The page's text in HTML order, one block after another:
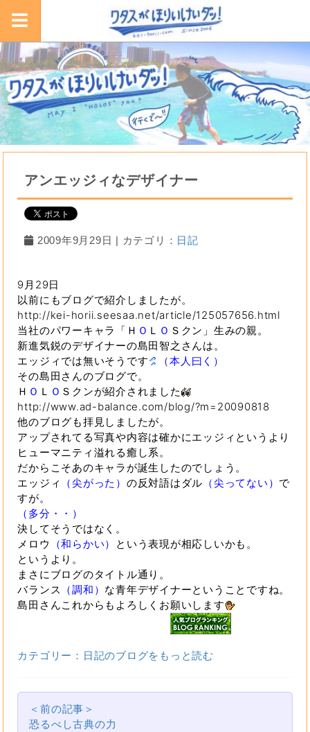
アンエッジィなデザイナー
2009年9月29日 | カテゴリ： 日記
9月29日
以前にもブログで紹介しましたが。
http://kei-horii.seesaa.net/article/125057656.html
当社のパワーキャラ「Ｈ Ｏ Ｌ Ｏ Ｓクン」生みの親。
新進気鋭のデザイナーの島田智之さんは。
エッジィでは無いそうです
（本人曰く）
その島田さんのブログで。
Ｈ Ｏ Ｌ Ｏ Ｓクンが紹介されました
http://www.ad-balance.com/blog/?m=20090818
他のブログも拝見しましたが。
アップされてる写真や内容は確かにエッジィというより
ヒューマニティ溢れる癒し系。
だからこそあのキャラが誕生したのでしょう。
エッジィ
（尖がった） の反対語はダル （尖ってない） で
すが。
（多分・・）
決してそうではなく。
メロウ
（和らかい） という表現が相応しいかも。
というより。
まさにブログのタイトル通り。
バランス （調和） な青年デザイナーということですね。
島田さんこれからもよろしくお願いします
カテゴリー：日記のブログをもっと読む
＜前の記事＞
恐るべし古典の力